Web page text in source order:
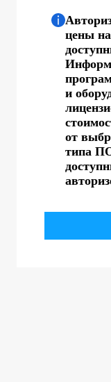
цены
и
от
типа